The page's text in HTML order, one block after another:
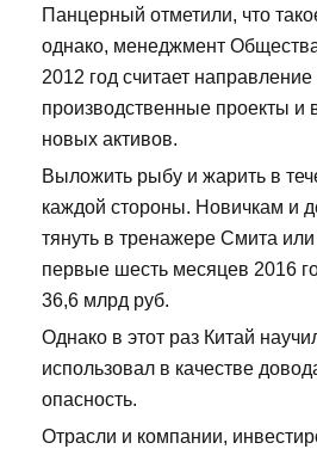
Панцерный отметили, что
однако, менеджмент
2012 год считает
производственные проекты и
новых активов.
Выложить рыбу и жарить в
каждой стороны. Новичкам и
тянуть в тренажере Смита
первые шесть месяцев 2016
36,6 млрд руб.
Однако в этот раз Китай
использовал в качестве
опасность.
Отрасли и компании,